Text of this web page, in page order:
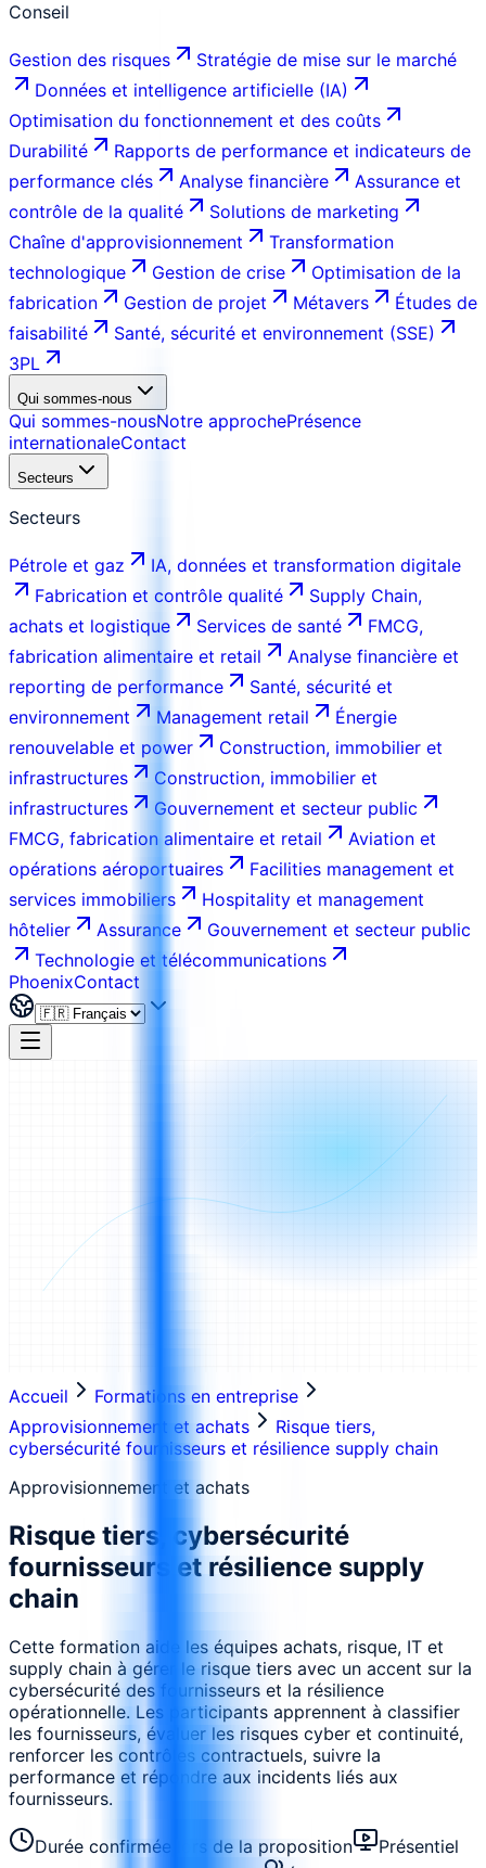
Conseil
Gestion des risques
Stratégie de mise sur le marché
Données et intelligence artificielle (IA)
Optimisation du fonctionnement et des coûts
Durabilité
Rapports de performance et indicateurs de
performance clés
Analyse financière
Assurance et
contrôle de la qualité
Solutions de marketing
Chaîne d'approvisionnement
Transformation
technologique
Gestion de crise
Optimisation de la
fabrication
Gestion de projet Métavers
Études de
faisabilité
Santé, sécurité et environnement (SSE)
3PL
Qui sommes-nous
Qui sommes-nousNotre approchePrésence
internationaleContact
Secteurs
Secteurs
Pétrole et gaz
IA, données et transformation digitale
Fabrication et contrôle qualité
Supply Chain,
achats et logistique
Services de santé
FMCG,
fabrication alimentaire et retail
Analyse financière et
reporting de performance
Santé, sécurité et
environnement
Management retail
Énergie
renouvelable et power
Construction, immobilier et
infrastructures
Construction, immobilier et
infrastructures
Gouvernement et secteur public
FMCG, fabrication alimentaire et retail
Aviation et
opérations aéroportuaires
Facilities management et
services immobiliers
Hospitality et management
hôtelier
Assurance
Gouvernement et secteur public
Technologie et télécommunications
PhoenixContact
Accueil
Formations en entreprise
Approvisionnement et achats
Risque tiers,
cybersécurité fournisseurs et résilience supply chain
Approvisionnement et achats
Risque tiers, cybersécurité
fournisseurs et résilience supply
chain
Cette formation aide les équipes achats, risque, IT et
supply chain à gérer le risque tiers avec un accent sur la
cybersécurité des fournisseurs et la résilience
opérationnelle. Les participants apprennent à classifier
les fournisseurs, évaluer les risques cyber et continuité,
renforcer les contrôles contractuels, suivre la
performance et répondre aux incidents liés aux
fournisseurs.
Durée confirmée lors de la proposition
Présentiel